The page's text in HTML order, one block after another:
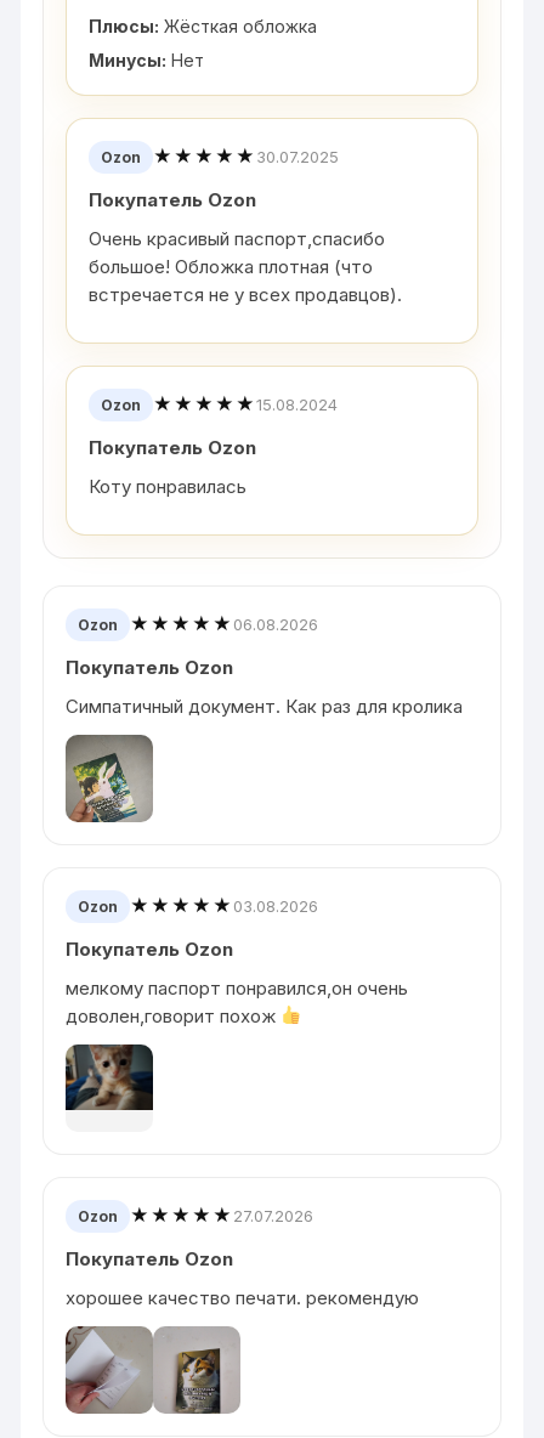
Плюсы: Жёсткая обложка
Минусы: Нет
Ozon ★★★★★ 30.07.2025
Покупатель Ozon
Очень красивый паспорт,спасибо
большое! Обложка плотная (что
встречается не у всех продавцов).
Ozon ★★★★★15.08.2024
Покупатель Ozon
Коту понравилась
Ozon ★★★★★ 06.08.2026
Покупатель Ozon
Симпатичный документ. Как раз для кролика
Ozon ★★★★★ 03.08.2026
Покупатель Ozon
мелкому паспорт понравился,он очень
доволен,говорит похож
Ozon ★★★★★ 27.07.2026
Покупатель Ozon
хорошее качество печати. рекомендую